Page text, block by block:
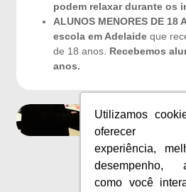
Utilizamos
oferecer
experiência,
desempenho,
como você
Utilizamos
oferecer
experiência,
desempenho,
como você
podem relaxar durante os
ALUNOS MENORES DE 18
escola em Adelaide que
de 18 anos. Recebemos
anos.